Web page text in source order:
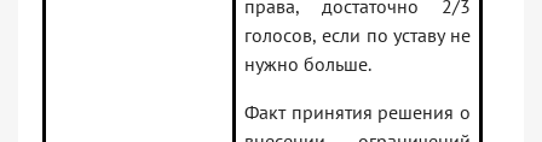
права, достаточно 2/3
голосов, если по уставу не
нужно больше.
Факт принятия решения о